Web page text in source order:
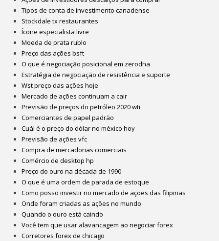
Tipos de conta de investimento canadense
Stockdale tx restaurantes
Ícone especialista livre
Moeda de prata rublo
Preço das ações bsft
O que é negociação posicional em zerodha
Estratégia de negociação de resistência e suporte
Wst preço das ações hoje
Mercado de ações continuam a cair
Previsão de preços do petróleo 2020 wti
Comerciantes de papel padrão
Cuál é o preço do dólar no méxico hoy
Previsão de ações vfc
Compra de mercadorias comerciais
Comércio de desktop hp
Preço do ouro na década de 1990
O que é uma ordem de parada de estoque
Como posso investir no mercado de ações das filipinas
Onde foram criadas as ações no mundo
Quando o ouro está caindo
Você tem que usar alavancagem ao negociar forex
Corretores forex de chicago